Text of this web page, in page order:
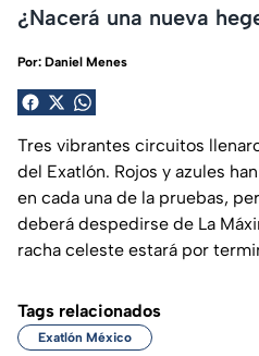
¿Nacerá una nueva
Por: Daniel Menes
Tres vibrantes circuitos
del Exatlón. Rojos y azules
en cada una de la pruebas,
deberá despedirse de La
racha celeste estará por
Tags relacionados
Exatlón México